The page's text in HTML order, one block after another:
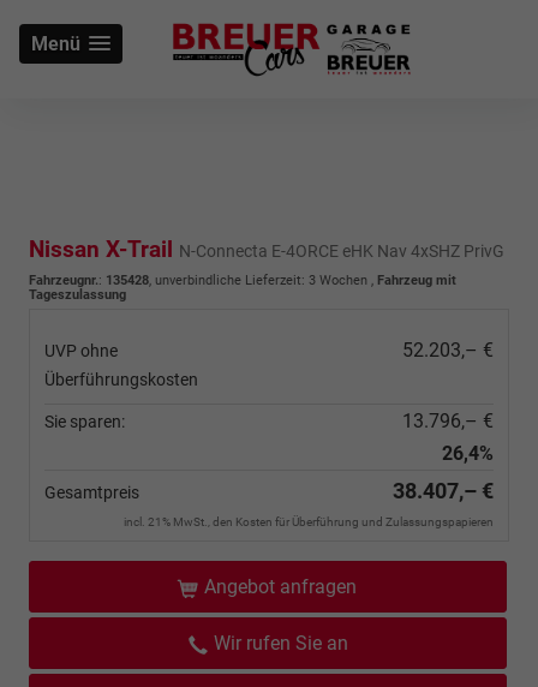
Menü
Nissan X-Trail N-Connecta E-4ORCE eHK Nav 4xSHZ PrivG
Fahrzeugnr.: 135428, unverbindliche Lieferzeit: 3 Wochen , Fahrzeug mit
Tageszulassung
UVP ohne
Überführungskosten
52.203,– €
Sie sparen:
13.796,– €
26,4%
Gesamtpreis 38.407,– €
incl. 21% MwSt., den Kosten für Überführung und Zulassungspapieren
Angebot anfragen
Wir rufen Sie an